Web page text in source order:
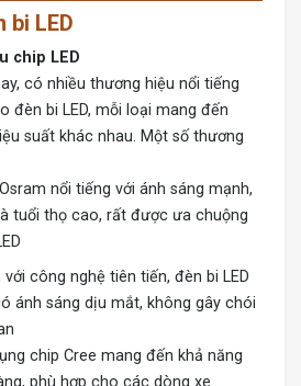
bi LED
chip LED
có nhiều thương hiệu nổi tiếng
đèn bi LED, mỗi loại mang đến
suất khác nhau. Một số thương
nổi tiếng với ánh sáng mạnh,
tuổi thọ cao, rất được ưa chuộng
công nghệ tiên tiến, đèn bi LED
ánh sáng dịu mắt, không gây chói
chip Cree mang đến khả năng
phù hợp cho các dòng xe